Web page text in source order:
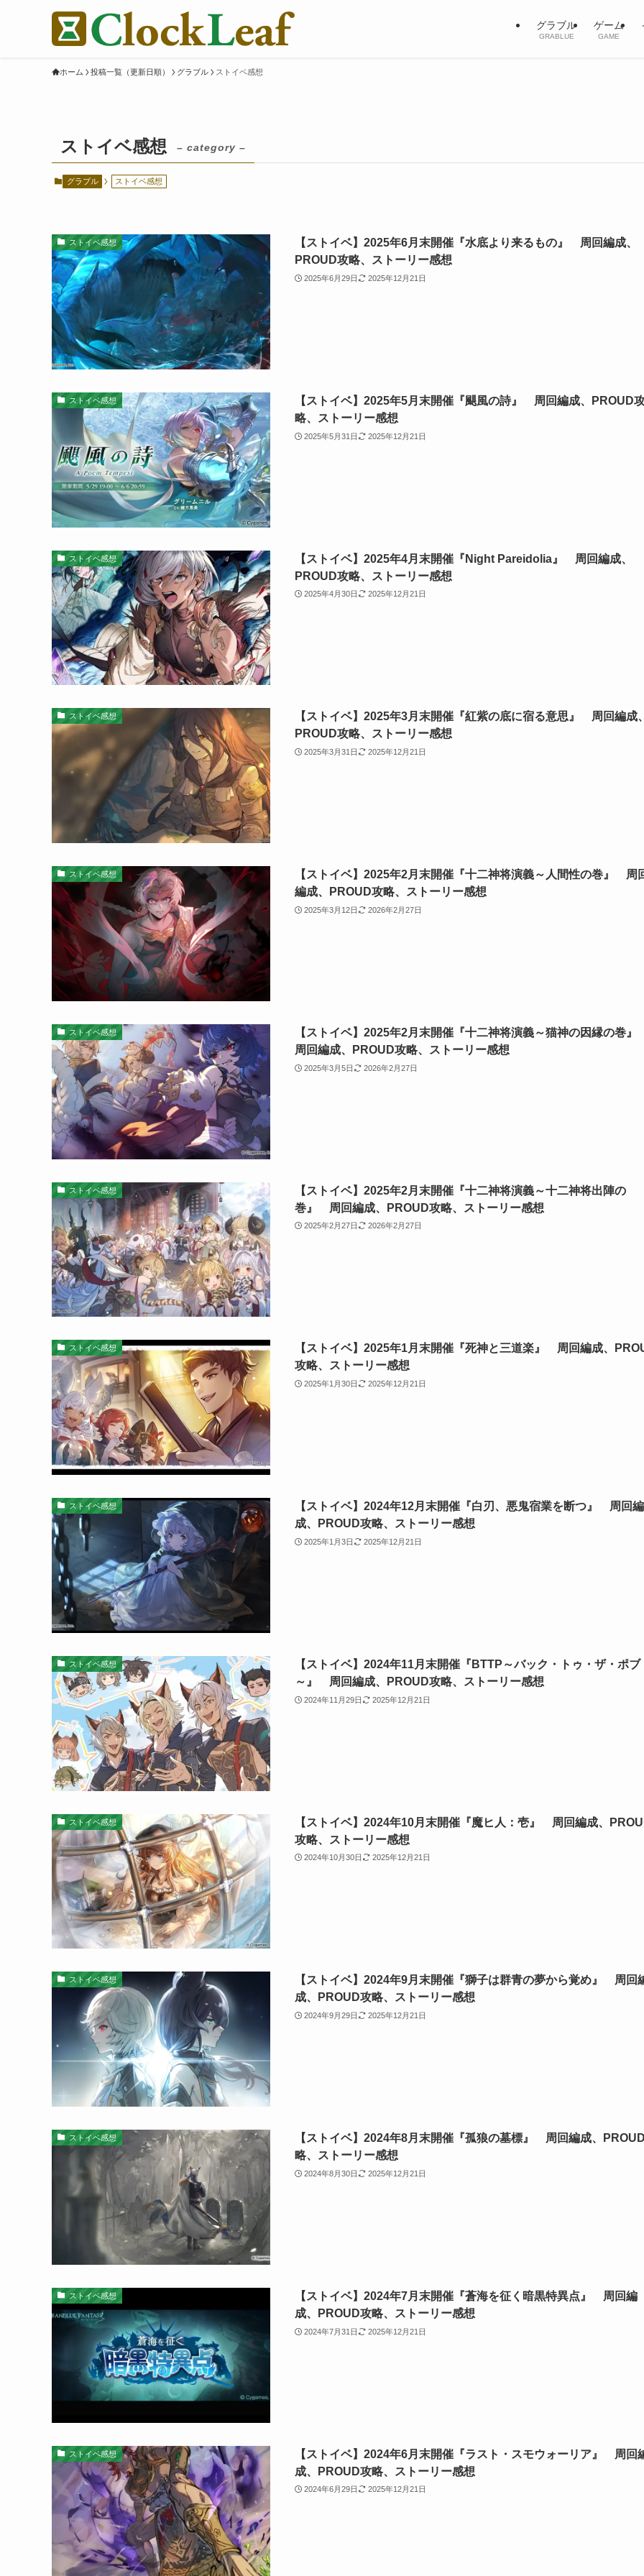
グラブル
GRABLUE
ゲーム
GAME
ホーム 投稿一覧（更新日順） グラブル ストイベ感想
ストイベ感想 – category –
グラブル ストイベ感想
ストイベ感想
【ストイベ】2025年6月末開催『水底より来るもの』 周回編成、
PROUD攻略、ストーリー感想
2025年6月29日 2025年12月21日
ストイベ感想
【ストイベ】2025年5月末開催『颶風の詩』 周回編成、PROUD
略、ストーリー感想
2025年5月31日 2025年12月21日
ストイベ感想
【ストイベ】2025年4月末開催『Night Pareidolia』 周回編成、
PROUD攻略、ストーリー感想
2025年4月30日 2025年12月21日
ストイベ感想
【ストイベ】2025年3月末開催『紅紫の底に宿る意思』 周回編成
PROUD攻略、ストーリー感想
2025年3月31日 2025年12月21日
ストイベ感想
【ストイベ】2025年2月末開催『十二神将演義～人間性の巻』 周
編成、PROUD攻略、ストーリー感想
2025年3月12日 2026年2月27日
ストイベ感想
【ストイベ】2025年2月末開催『十二神将演義～猫神の因縁の巻
周回編成、PROUD攻略、ストーリー感想
2025年3月5日 2026年2月27日
ストイベ感想
【ストイベ】2025年2月末開催『十二神将演義～十二神将出陣の
巻』 周回編成、PROUD攻略、ストーリー感想
2025年2月27日 2026年2月27日
ストイベ感想
【ストイベ】2025年1月末開催『死神と三道楽』 周回編成、
攻略、ストーリー感想
2025年1月30日 2025年12月21日
ストイベ感想
【ストイベ】2024年12月末開催『白刃、悪鬼宿業を断つ』 周回編
成、PROUD攻略、ストーリー感想
2025年1月3日 2025年12月21日
ストイベ感想
【ストイベ】2024年11月末開催『BTTP～バック・トゥ・ザ・ポブ
～』 周回編成、PROUD攻略、ストーリー感想
2024年11月29日 2025年12月21日
ストイベ感想
【ストイベ】2024年10月末開催『魔ヒ人：壱』 周回編成、
攻略、ストーリー感想
2024年10月30日 2025年12月21日
ストイベ感想
【ストイベ】2024年9月末開催『獅子は群青の夢から覚め』 周回
成、PROUD攻略、ストーリー感想
2024年9月29日 2025年12月21日
ストイベ感想
【ストイベ】2024年8月末開催『孤狼の墓標』 周回編成、
略、ストーリー感想
2024年8月30日 2025年12月21日
ストイベ感想
【ストイベ】2024年7月末開催『蒼海を征く暗黒特異点』 周回編
成、PROUD攻略、ストーリー感想
2024年7月31日 2025年12月21日
ストイベ感想
【ストイベ】2024年6月末開催『ラスト・スモウォーリア』 周回
成、PROUD攻略、ストーリー感想
2024年6月29日 2025年12月21日